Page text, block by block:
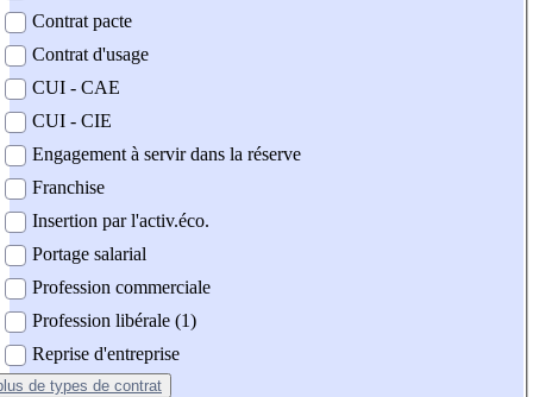
Contrat pacte
Contrat d'usage
CUI - CAE
CUI - CIE
Engagement à servir dans la réserve
Franchise
Insertion par l'activ.éco.
Portage salarial
Profession commerciale
Profession libérale (1)
Reprise d'entreprise
de types de contrat